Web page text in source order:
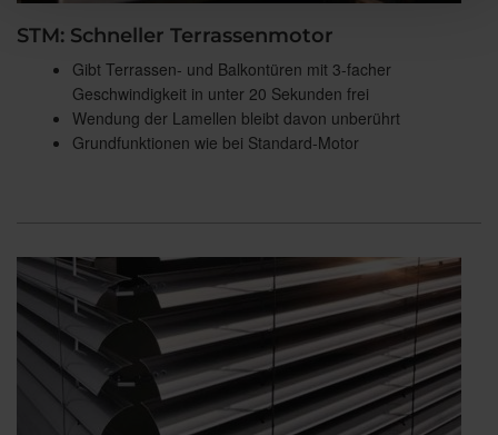
STM: Schneller Terrassenmotor
Gibt Terrassen- und Balkontüren mit 3-facher
Geschwindigkeit in unter 20 Sekunden frei
Wendung der Lamellen bleibt davon unberührt
Grundfunktionen wie bei Standard-Motor